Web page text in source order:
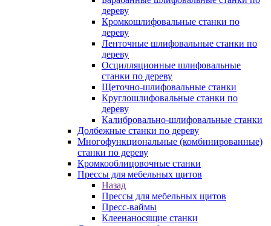
дереву
Кромкошлифовальные станки по
дереву
Ленточные шлифовальные станки по
дереву
Осцилляционные шлифовальные
станки по дереву
Щеточно-шлифовальные станки
Круглошлифовальные станки по
дереву
Калибровально-шлифовальные станки
Долбежные станки по дереву
Многофункциональные (комбинированные)
станки по дереву
Кромкооблицовочные станки
Прессы для мебельных щитов
Назад
Прессы для мебельных щитов
Пресс-ваймы
Клеенаносящие станки